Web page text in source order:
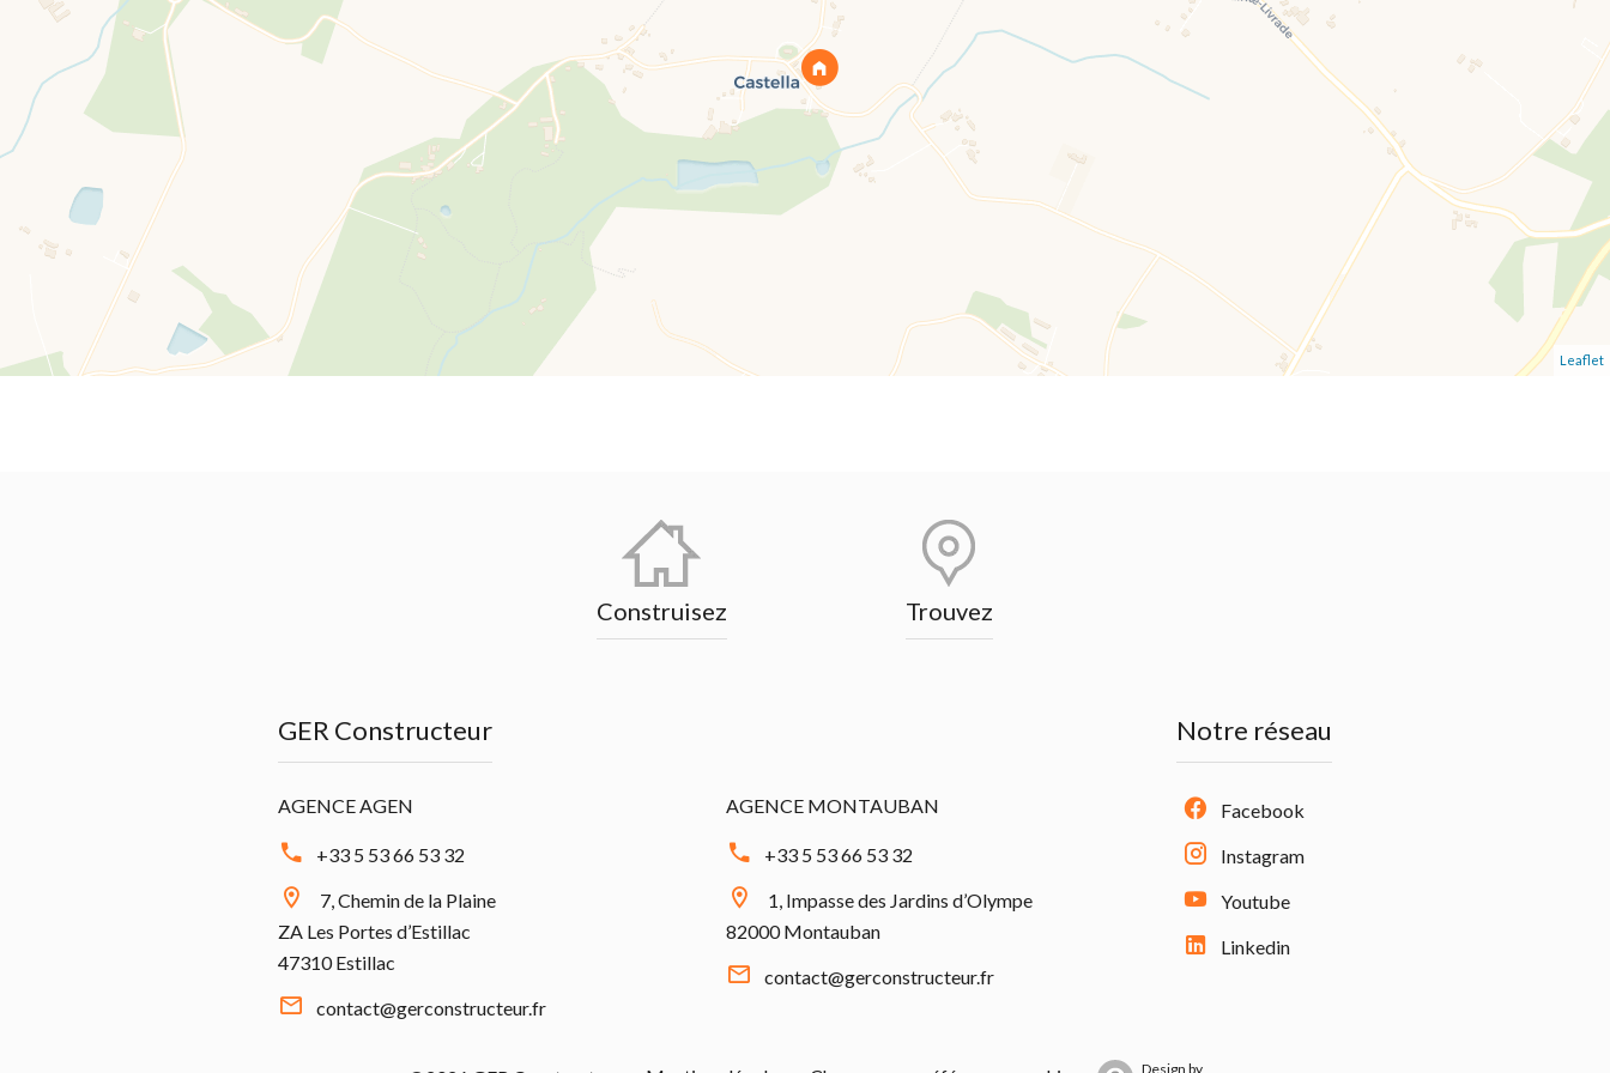
Leaflet
Construisez Trouvez
GER Constructeur
AGENCE AGEN
+33 5 53 66 53 32
7, Chemin de la Plaine
ZA Les Portes d’Estillac
47310 Estillac
contact@gerconstructeur.fr
AGENCE MONTAUBAN
+33 5 53 66 53 32
1, Impasse des Jardins d’Olympe
82000 Montauban
contact@gerconstructeur.fr
Notre réseau
Facebook
Instagram
Youtube
Linkedin
Design by